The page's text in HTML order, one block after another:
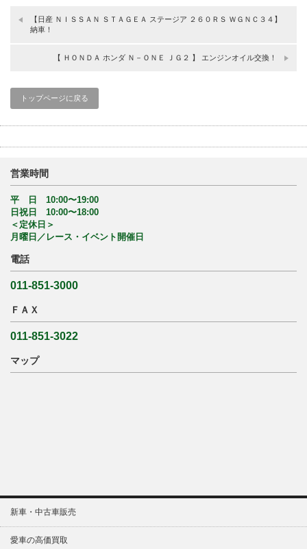
【日産 ＮＩＳＳＡＮ ＳＴＡＧＥＡ ステージア ２６０ＲＳ ＷＧＮＣ３４】
納車！
【 ＨＯＮＤＡ ホンダ Ｎ－ＯＮＥ ＪＧ２ 】 エンジンオイル交換！
トップページに戻る
営業時間
平 日 10:00〜19:00
日祝日 10:00〜18:00
＜定休日＞
月曜日／レース・イベント開催日
電話
011-851-3000
ＦＡＸ
011-851-3022
マップ
新車・中古車販売
愛車の高価買取